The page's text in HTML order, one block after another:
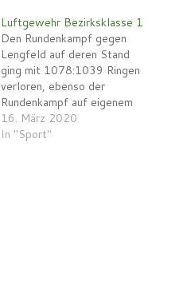
Luftgewehr Bezirksklasse 1
Den Rundenkampf gegen
Lengfeld auf deren Stand
ging mit 1078:1039 Ringen
verloren, ebenso der
Rundenkampf auf eigenem
Stand gegen Klein-
Bieberau/Webern
16. März 2020
In "Sport"